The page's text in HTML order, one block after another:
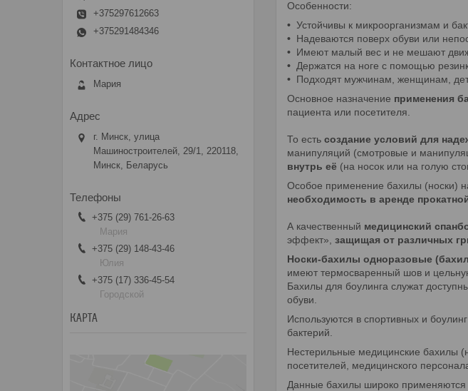
Особенности:
• Устойчивы к микроорганизмам и
• Надеваются поверх обуви или
• Имеют малый вес и не мешают
• Держатся на ноге с помощью
• Подходят мужчинам, женщинам,
Основное назначение применения
пациента или посетителя.
То есть создание условий для
манипуляций (смотровые и
внутрь её (на носок или на голую
Особое применение бахилы (носки)
необходимость в аренде
А качественный медицинский
эффект», защищая от различных
Носки-бахилы одноразовые
имеют термосваренный шов и
Бахилы для боулинга служат
обуви.
Используются в спортивных и
бактерий.
Нестерильные медицинские бахилы
посетителей, медицинского
Данные бахилы широко применяются
+375297612663
+375291484346
Мария
г. Минск, улица
Машиностроителей, 29/1, 220118,
Минск, Беларусь
+375 (29) 761-26-63
Мария
+375 (29) 148-43-46
Юлия
+375 (17) 336-45-54
Городской
КАРТА